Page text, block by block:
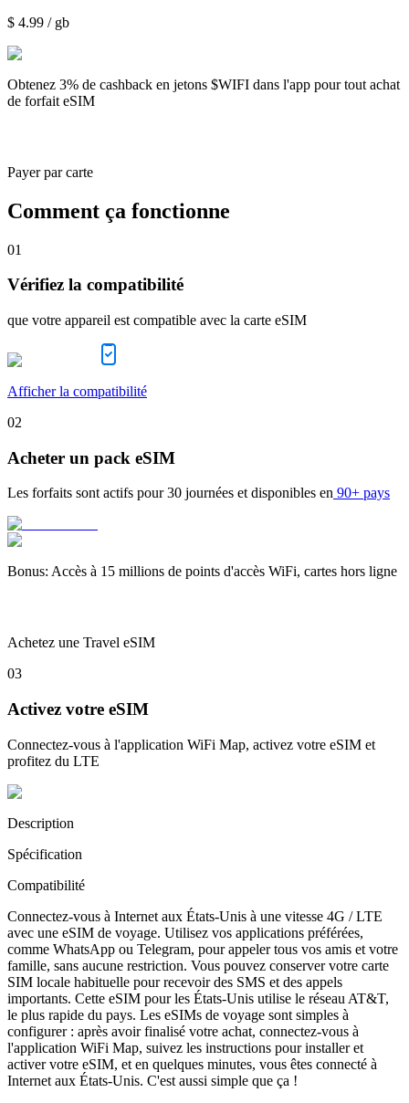
$ 4.99 / gb
Obtenez 3% de cashback en jetons $WIFI dans l'app pour tout achat
de forfait eSIM
Payer par carte
Comment ça fonctionne
01
Vérifiez la compatibilité
que votre appareil est compatible avec la carte eSIM
Afficher la compatibilité
02
Acheter un pack eSIM
Les forfaits sont actifs pour 30 journées et disponibles en 90+ pays
Bonus: Accès à 15 millions de points d'accès WiFi, cartes hors ligne
Achetez une Travel eSIM
03
Activez votre eSIM
Connectez-vous à l'application WiFi Map, activez votre eSIM et
profitez du LTE
Description
Spécification
Compatibilité
Connectez-vous à Internet aux États-Unis à une vitesse 4G / LTE
avec une eSIM de voyage. Utilisez vos applications préférées,
comme WhatsApp ou Telegram, pour appeler tous vos amis et votre
famille, sans aucune restriction. Vous pouvez conserver votre carte
SIM locale habituelle pour recevoir des SMS et des appels
importants. Cette eSIM pour les États-Unis utilise le réseau AT&T,
le plus rapide du pays. Les eSIMs de voyage sont simples à
configurer : après avoir finalisé votre achat, connectez-vous à
l'application WiFi Map, suivez les instructions pour installer et
activer votre eSIM, et en quelques minutes, vous êtes connecté à
Internet aux États-Unis. C'est aussi simple que ça !